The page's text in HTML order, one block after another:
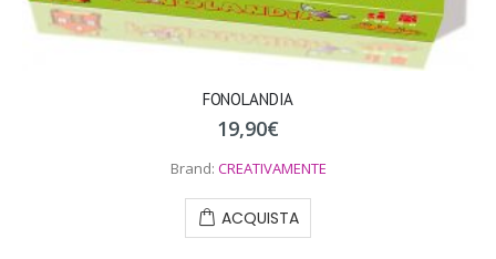
FONOLANDIA
19,90€
Brand: CREATIVAMENTE
ACQUISTA